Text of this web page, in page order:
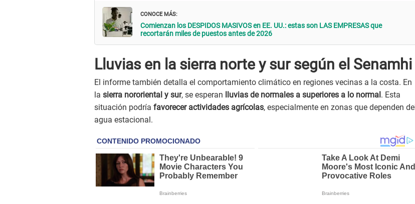
CONOCE MÁS:
Comienzan los DESPIDOS MASIVOS en EE. UU.: estas son LAS EMPRESAS que
recortarán miles de puestos antes de 2026
Lluvias en la sierra norte y sur según el Senamhi
El informe también detalla el comportamiento climático en regiones vecinas a la costa. En
la sierra nororiental y sur, se esperan lluvias de normales a superiores a lo normal . Esta
situación podría favorecer actividades agrícolas, especialmente en zonas que dependen del
agua estacional.